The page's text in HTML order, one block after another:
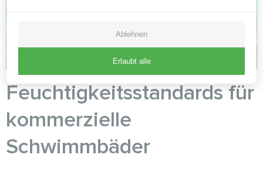
Feuchtigkeitsstandards für
kommerzielle
Schwimmbäder
Ablehnen
Erlaubt alle